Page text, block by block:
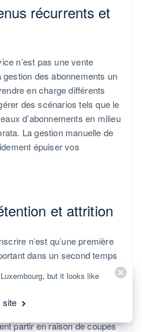
récurrents et
n’est pas une vente
des abonnements un
en charge différents
des scénarios tels que le
d’abonnements en milieu
La gestion manuelle de
épuiser vos
et attrition
n’est qu’une première
dans un second temps
élevés peuvent nuire
peuvent se désinscrire
la valeur ajoutée ou si
partir en raison de coupes
but it looks like
site